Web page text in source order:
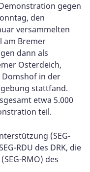
gegen
den
versammelten
am Bremer
dann als
Osterdeich,
Domshof in der
stattfand.
etwa 5.000
teil.
(SEG-
RDU des DRK, die
RMO) des